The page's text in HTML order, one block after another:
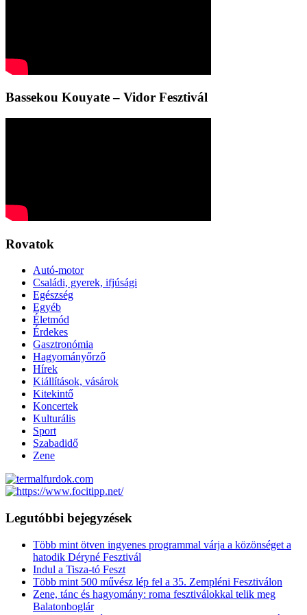
Bassekou Kouyate – Vidor Fesztivál
Rovatok
Autó-motor
Családi, gyerek, ifjúsági
Egészség
Egyéb
Életmód
Érdekes
Gasztronómia
Hagyományőrző
Hírek
Kiállítások, vásárok
Kitekintő
Koncertek
Kulturális
Sport
Szabadidő
Zene
Legutóbbi bejegyzések
Több mint ötven ingyenes programmal várja a közönséget a
hatodik Déryné Fesztivál
Indul a Tisza-tó Feszt
Több mint 500 művész lép fel a 35. Zempléni Fesztiválon
Zene, tánc és hagyomány: roma fesztiválokkal telik meg
Balatonboglár